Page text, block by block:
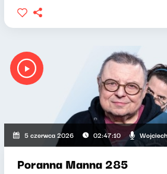
5 czerwca 2026 02:47:10
Poranna Manna 285